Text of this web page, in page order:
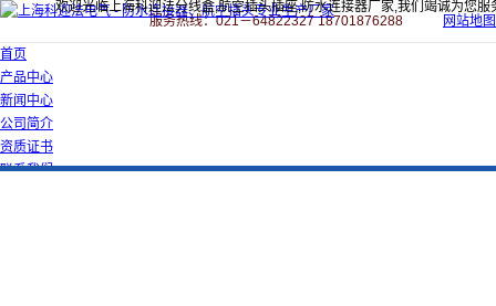
欢迎光临上海科迎法分线盒,航空插头插座,防水连接器厂家,我们竭诚为您服
服务热线：021－64822327 18701876288
网站地图
首页
产品中心
新闻中心
公司简介
资质证书
联系我们